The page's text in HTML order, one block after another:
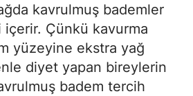
kavrulmuş bademler
içerir. Çünkü kavurma
yüzeyine ekstra yağ
diyet yapan bireylerin
badem tercih